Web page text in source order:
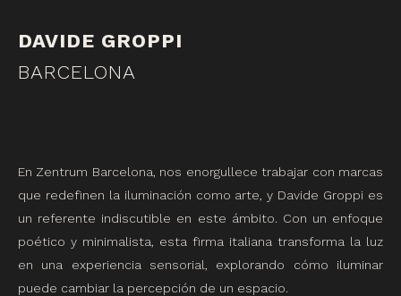
DAVIDE GROPPI
BARCELONA
En Zentrum Barcelona, nos enorgullece trabajar con marcas
que redefinen la iluminación como arte, y Davide Groppi es
un referente indiscutible en este ámbito. Con un enfoque
poético y minimalista, esta firma italiana transforma la luz
en una experiencia sensorial, explorando cómo iluminar
puede cambiar la percepción de un espacio.